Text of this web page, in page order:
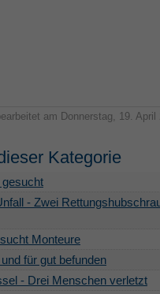
am Donnerstag, 19. April
Kategorie
- Zwei
Monteure
für gut befunden
- Drei Menschen verletzt